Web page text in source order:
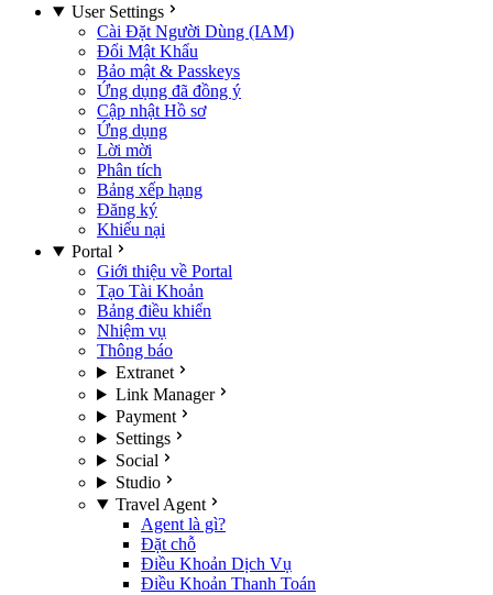
User Settings
Cài Đặt Người Dùng (IAM)
Đổi Mật Khẩu
Bảo mật & Passkeys
Ứng dụng đã đồng ý
Cập nhật Hồ sơ
Ứng dụng
Lời mời
Phân tích
Bảng xếp hạng
Đăng ký
Khiếu nại
Portal
Giới thiệu về Portal
Tạo Tài Khoản
Bảng điều khiển
Nhiệm vụ
Thông báo
Extranet
Link Manager
Payment
Settings
Social
Studio
Travel Agent
Agent là gì?
Đặt chỗ
Điều Khoản Dịch Vụ
Điều Khoản Thanh Toán